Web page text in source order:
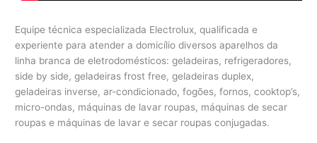
Equipe técnica especializada Electrolux, qualificada e
experiente para atender a domicílio diversos aparelhos da
linha branca de eletrodomésticos: geladeiras, refrigeradores,
side by side, geladeiras frost free, geladeiras duplex,
geladeiras inverse, ar-condicionado, fogões, fornos, cooktop’s,
micro-ondas, máquinas de lavar roupas, máquinas de secar
roupas e máquinas de lavar e secar roupas conjugadas.